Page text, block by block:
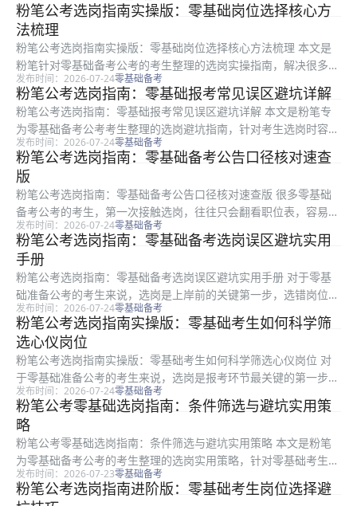
职位表、不会筛选条件、容易踩隐形坑的问题。全文方法可直接照
搬执行，...
粉笔公考选岗指南实操版：零基础岗位选择核心方
法梳理
粉笔公考选岗指南实操版：零基础岗位选择核心方法梳理 本文是
粉笔针对零基础备考公考的考生整理的选岗实操指南，解决很多第
一次报考的考生不会读职位表、不会筛选条件、容易踩选岗误区的
问题，内容从职位表核心信息拆解、选岗条件筛选排序、常见误区
避坑到最...
发布时间：2026-07-24零基础备考
粉笔公考选岗指南：零基础报考常见误区避坑详解
粉笔公考选岗指南：零基础报考常见误区避坑详解 本文是粉笔专
为零基础备考公考考生整理的选岗避坑指南，针对考生选岗时容易
出现的各类错误决策，从职位表解读、专业匹配、服务期约定、异
地报考、三不限岗位选择五个维度拆解高频误区，帮助零基础考生
理清选岗...
发布时间：2026-07-24零基础备考
粉笔公考选岗指南：零基础备考公告口径核对速查
版
粉笔公考选岗指南：零基础备考公告口径核对速查版 很多零基础
备考公考的考生，第一次接触选岗，往往只会翻看职位表，容易看
错核心条件、漏读官方要求，最终导致报考无效。本文是粉笔整理
的零基础选岗公告口径核对速查指南，适合所有第一次报考的零基
础考生阅...
发布时间：2026-07-24零基础备考
粉笔公考选岗指南：零基础备考选岗误区避坑实用
手册
粉笔公考选岗指南：零基础备考选岗误区避坑实用手册 对于零基
础准备公考的考生来说，选岗是上岸前的关键第一步，选错岗位往
往会凭空增加备考压力，甚至上岸后也会面临诸多不适。本文由粉
笔整理了零基础选岗过程中最容易踩的四类典型误区，围绕热门岗
位选择、...
发布时间：2026-07-24零基础备考
粉笔公考选岗指南实操版：零基础考生如何科学筛
选心仪岗位
粉笔公考选岗指南实操版：零基础考生如何科学筛选心仪岗位 对
于零基础准备公考的考生来说，选岗是报考环节最关键的第一步，
很多人面对冗长的职位表无从下手，很容易踩中报考陷阱，甚至错
过符合自身条件的报考机会。本文是粉笔推出的实操性选岗指南，
适合所有...
发布时间：2026-07-24零基础备考
粉笔公考零基础选岗指南：条件筛选与避坑实用策
略
粉笔公考零基础选岗指南：条件筛选与避坑实用策略 本文是粉笔
为零基础备考公考的考生整理的选岗实用策略，针对零基础考生不
会看职位表、不会筛选条件、容易踩选岗坑的问题，从核心条件筛
选逻辑、职位表读取方法、常见误区避坑、最终选岗实操四个维度
发布时间：2026-07-23零基础备考
粉笔公考选岗指南进阶版：零基础考生岗位选择避